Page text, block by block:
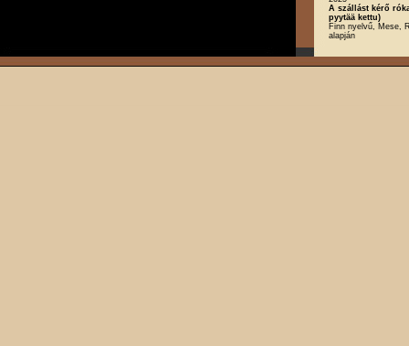
A szállást kérő
pyytää kettu)
Finn nyelvű, Mese,
alapján